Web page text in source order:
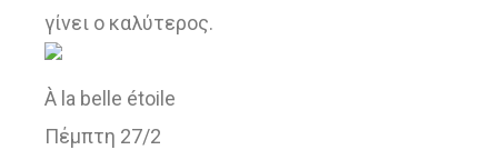
γίνει ο καλύτερος.
À la belle étoile
Πέμπτη 27/2